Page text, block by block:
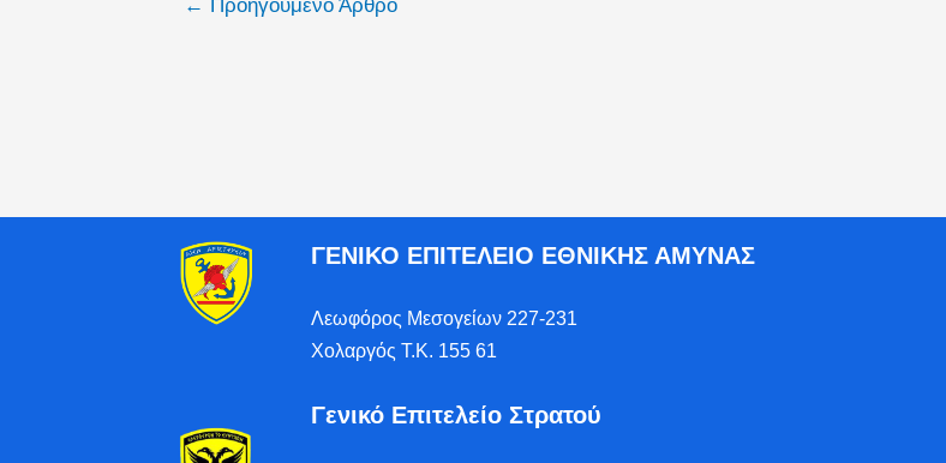
← Προηγούμενο Άρθρο
ΓΕΝΙΚΟ ΕΠΙΤΕΛΕΙΟ ΕΘΝΙΚΗΣ ΑΜΥΝΑΣ
Λεωφόρος Μεσογείων 227-231
Χολαργός Τ.Κ. 155 61
Γενικό Επιτελείο Στρατού